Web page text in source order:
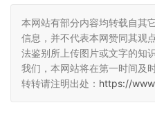
本网站有部分内容均转载自其
信息，并不代表本网赞同其观
法鉴别所上传图片或文字的知
我们，本网站将在第一时间及
转转请注明出处： https://